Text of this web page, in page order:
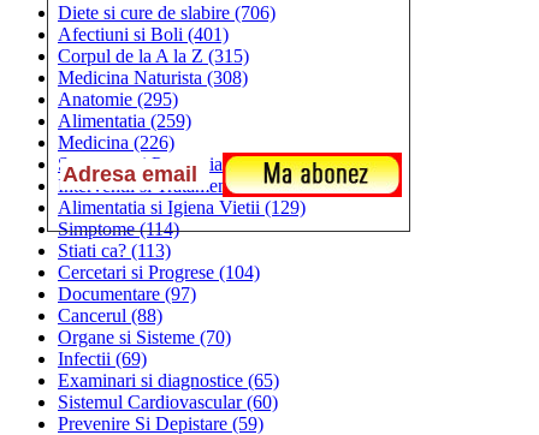
Diete si cure de slabire (706)
Afectiuni si Boli (401)
Corpul de la A la Z (315)
Medicina Naturista (308)
Anatomie (295)
Alimentatia (259)
Medicina (226)
Sanatatea si Preventia(170)
Interventii si Tratamente(167)
Alimentatia si Igiena Vietii (129)
Simptome(114)
Stiati ca? (113)
Cercetari si Progrese (104)
Documentare (97)
Cancerul (88)
Organe si Sisteme (70)
Infectii (69)
Examinari si diagnostice (65)
Sistemul Cardiovascular(60)
Prevenire Si Depistare (59)